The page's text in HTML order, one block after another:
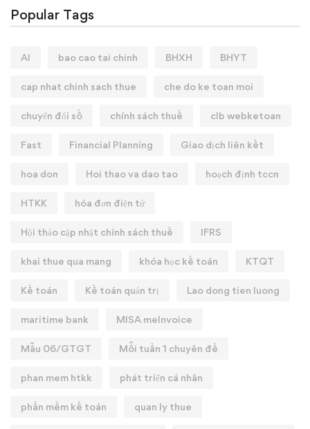
Popular Tags
AI bao cao tai chinh BHXH BHYT
cap nhat chinh sach thue che do ke toan moi
chuyển đổi số chính sách thuế clb webketoan
Fast Financial Planning Giao dịch liên kết
hoa don Hoi thao va dao tao hoạch định tccn
HTKK hóa đơn điện tử
Hội thảo cập nhật chính sách thuế IFRS
khai thue qua mang khóa học kế toán KTQT
Kế toán Kế toán quản trị Lao dong tien luong
maritime bank MISA meInvoice
Mẫu 06/GTGT Mỗi tuần 1 chuyên đề
phan mem htkk phát triển cá nhân
phần mềm kế toán quan ly thue